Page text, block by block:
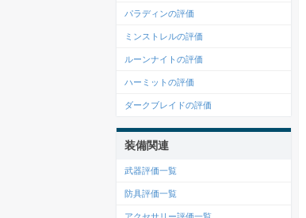
パラディンの評価
ミンストレルの評価
ルーンナイトの評価
ハーミットの評価
ダークブレイドの評価
装備関連
武器評価一覧
防具評価一覧